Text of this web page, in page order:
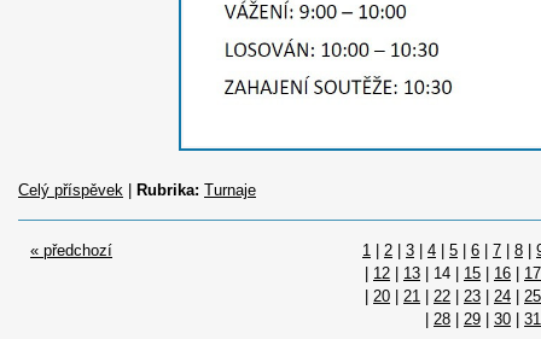
Celý příspěvek | Rubrika: Turnaje
« předchozí 1 | 2 | 3 | 4 | 5 | 6 | 7 | 8 |
| 12 | 13 | 14 | 15 | 16 | 17
| 20 | 21 | 22 | 23 | 24 | 25
| 28 | 29 | 30 | 31